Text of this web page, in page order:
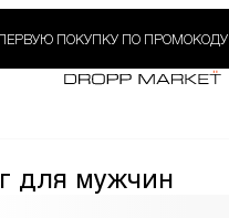
ПОКУПКУ ПО ПРОМОКОДУ
для мужчин